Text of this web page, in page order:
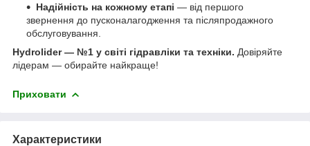
Надійність на кожному етапі — від першого
звернення до пусконалагодження та післяпродажного
обслуговування.
Hydrolider — №1 у світі гідравліки та техніки. Довіряйте
лідерам — обирайте найкраще!
Приховати
Характеристики